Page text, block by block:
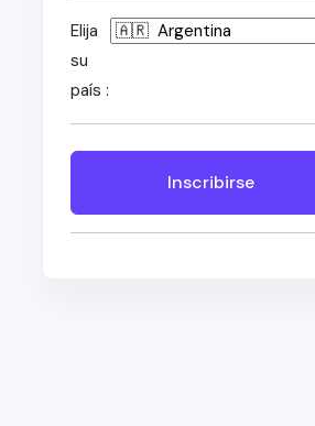
Elija
su
país :
Inscribirse